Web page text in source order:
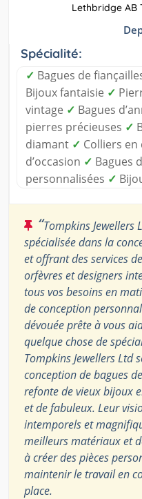
Lethbridge AB
Spécialité:
✓ Bagues de
Bijoux fantaisie ✓
vintage ✓ Bagues
pierres précieuses ✓
diamant ✓ Colliers
d’occasion ✓ Bagues
personnalisées ✓
“Tompkins
spécialisée dans la
et offrant des services
orfèvres et designers
tous vos besoins en
de conception
dévouée prête à vous
quelque chose de
Tompkins Jewellers Ltd
conception de bagues
refonte de vieux bijoux
et de fabuleux. Leur
intemporels et
meilleurs matériaux et
à créer des pièces
maintenir le travail en
place.